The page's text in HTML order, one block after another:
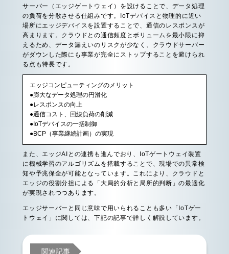
サーバー（エッジゲートウェイ）を設けることで、データ処理
の負荷を分散させる仕組みです。IoTデバイスと物理的に近い
場所にエッジデバイスを設置することで、通信のレスポンスが
高まります。クラウドとの通信頻度とボリュームを最小限に抑
えるため、データ漏えいのリスクが少なく、クラウドサーバー
がダウンした際にも事業が完全にストップすることを避けられ
る点も特長です。
エッジコンピューティングのメリット
●膨大なデータ処理の円滑化
●レスポンスの向上
●通信コスト、回線負荷の削減
●IoTデバイスの一括制御
●BCP（事業継続計画）の実現
また、エッジAIとの連携も進んでおり、IoTゲートウェイ装置
に機械学習のアルゴリズムを搭載することで、現場での異常検
知や予兆保全が可能となっています。これにより、クラウドと
エッジの役割分担による「大局的分析と局所的判断」の最適化
が実現されつつあります。
エッジサーバーと同じ意味で用いられることも多い「IoTゲー
トウェイ」に関しては、下記の記事で詳しく解説しています。
関連記事